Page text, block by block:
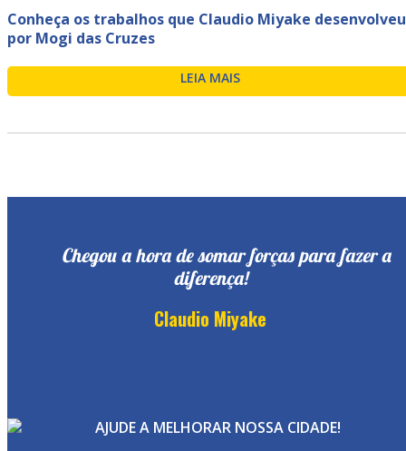
Conheça os trabalhos que Claudio Miyake desenvolveu
por Mogi das Cruzes
LEIA MAIS
Chegou a hora de somar forças para fazer a
diferença!
Claudio Miyake
AJUDE A MELHORAR NOSSA CIDADE!